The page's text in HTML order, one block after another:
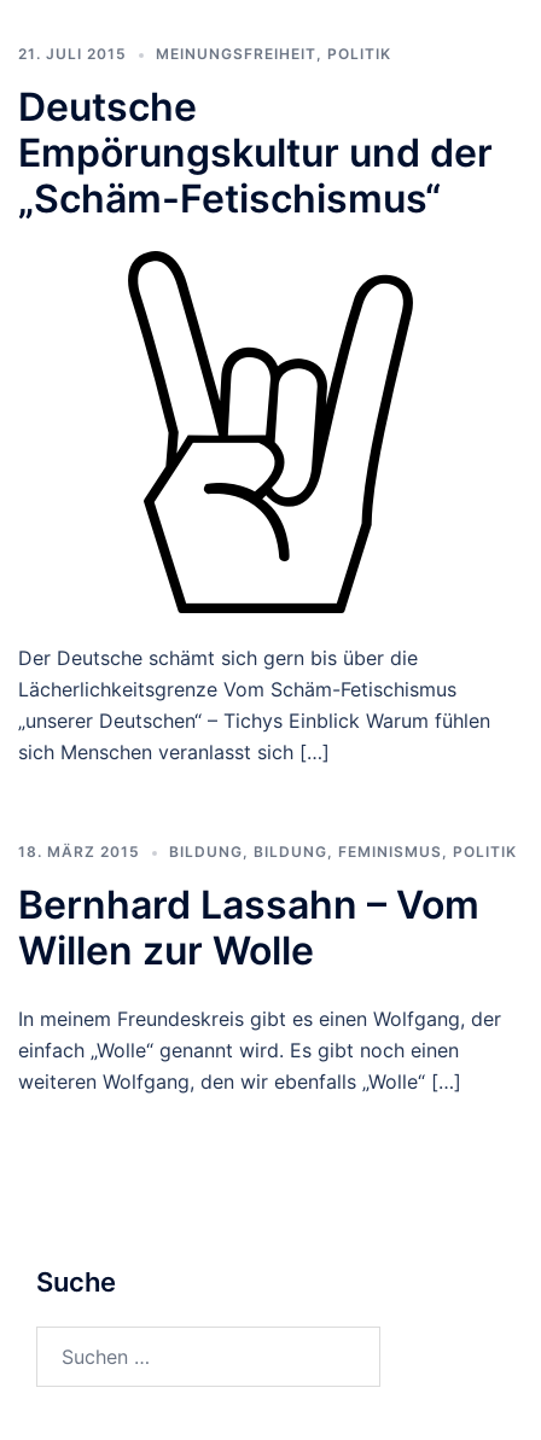
21. JULI 2015 MEINUNGSFREIHEIT, POLITIK
Deutsche
Empörungskultur und der
„Schäm-Fetischismus“
Der Deutsche schämt sich gern bis über die
Lächerlichkeitsgrenze Vom Schäm-Fetischismus
„unserer Deutschen“ – Tichys Einblick Warum fühlen
sich Menschen veranlasst sich […]
18. MÄRZ 2015 BILDUNG, BILDUNG, FEMINISMUS, POLITIK
Bernhard Lassahn – Vom
Willen zur Wolle
In meinem Freundeskreis gibt es einen Wolfgang, der
einfach „Wolle“ genannt wird. Es gibt noch einen
weiteren Wolfgang, den wir ebenfalls „Wolle“ […]
Suche